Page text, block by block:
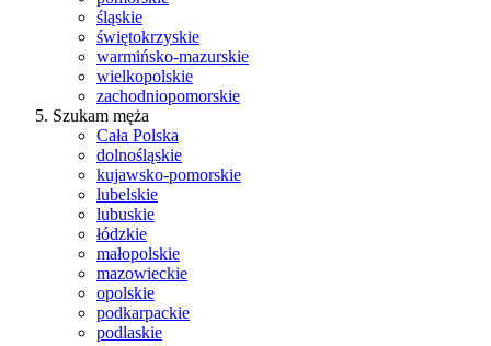
śląskie
świętokrzyskie
warmińsko-mazurskie
wielkopolskie
zachodniopomorskie
Szukam męża
Cała Polska
dolnośląskie
kujawsko-pomorskie
lubelskie
lubuskie
łódzkie
małopolskie
mazowieckie
opolskie
podkarpackie
podlaskie